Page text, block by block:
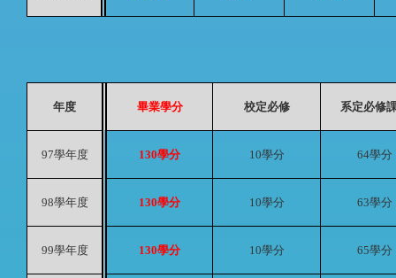
年度 畢業學分 校定必修 系定必修
97學年度 130學分 10學分 64學分
98學年度 130學分 10學分 63學分
99學年度 130學分 10學分 65學分